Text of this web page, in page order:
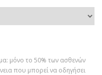
μόνο το 50% των ασθενών
που μπορεί να οδηγήσει